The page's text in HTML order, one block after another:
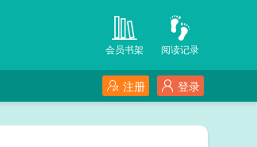
阅读记录
会员书架
登录
注册